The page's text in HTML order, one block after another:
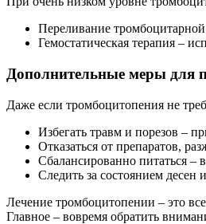
Переливание
Гемостатическая терапия –
Дополнительные меры для
Даже если тромбоцитопения не
Избегать травм и порезов –
Отказаться от препаратов,
Сбалансированно питаться
Следить за состоянием
Лечение тромбоцитопении – это
Главное – вовремя обратить